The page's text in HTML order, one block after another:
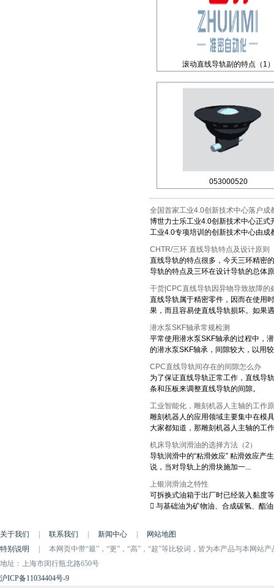
滚动直线导轨副的特点（1）
053000520
全国首家工业4.0创新技术中心落户成
博世力士乐工业4.0创新技术中心正
工业4.0专项培训的创新技术中心由成
CHTR/三环 直线导轨特点及设计原则
直线导轨的特点很多，今天三环精密
导轨的特点及三环在设计导轨的总体
干货|CPC直线导轨因异物导致故障的
直线导轨属于精密零件，因而在使用
果，而且容易使直线导轨损坏。如果
潜水泵SKF轴承常规检测
平常使用潜水泵SKF轴承的过程中，
的潜水泵SKF轴承，间隙较大，以用
CPC直线导轨间存在的间隙怎么办
为了保证直线导轨正常工作，直线导
条和压板来调整直线导轨的间隙。
工业智能化，雕刻机器人主轴的工作
雕刻机器人的应用领域主要集中在模
大家都知道，那雕刻机器人主轴的工
机床导轨润滑油的选择方法（2）
导轨润滑中的“粘滑效应” 粘滑效应产
说，当对导轨上的滑块施加一...
上银润滑油之特性
可拆换式油箱于出厂时已经装入黏度
 与基础油为矿物油、合成碳氢、酯
关于我们 联系我们 新闻中心
网站地图
特别说明
本网页中带“最”，“更”，“高”，“超”等比较词，皆为本产品与本网站
地址：上海市闵行瓶北路650号
沪ICP备11034404号-9